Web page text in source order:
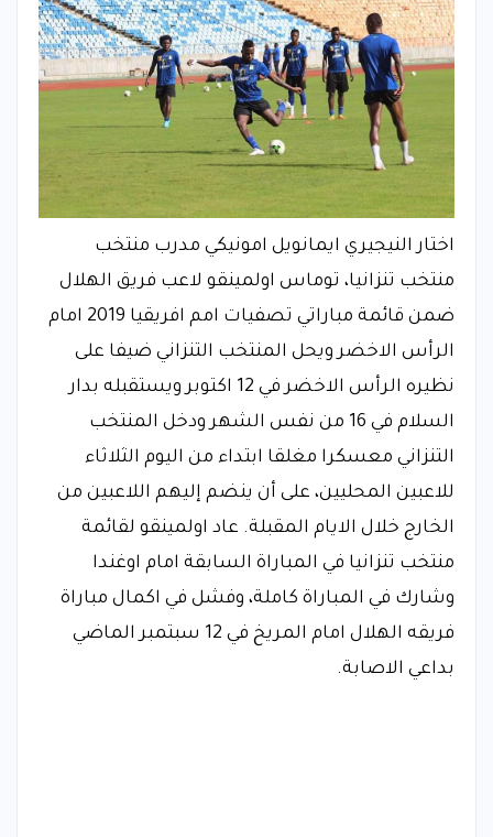
اختار النيجيري ايمانويل امونيكي مدرب منتخب
منتخب تنزانيا، توماس اولمينقو لاعب فريق الهلال
ضمن قائمة مباراتي تصفيات امم افريقيا 2019 امام
الرأس الاخضر ويحل المنتخب التنزاني ضيفا على
نظيره الرأس الاخضر في 12 اكتوبر ويستقبله بدار
السلام في 16 من نفس الشهر ودخل المنتخب
التنزاني معسكرا مغلقا ابتداء من اليوم الثلاثاء
للاعبين المحليين، على أن ينضم إليهم اللاعبين من
الخارج خلال الايام المقبلة. عاد اولمينقو لقائمة
منتخب تنزانيا في المباراة السابقة امام اوغندا
وشارك في المباراة كاملة، وفشل في اكمال مباراة
فريقه الهلال امام المريخ في 12 سبتمبر الماضي
بداعي الاصابة.